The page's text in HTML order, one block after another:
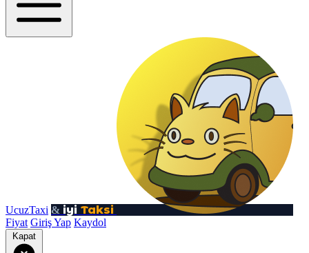
UcuzTaxi & iyi Taksi
Fiyat Giriş Yap Kaydol
Kapat